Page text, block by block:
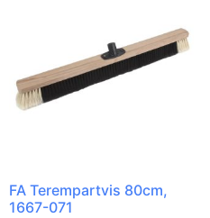
FA Terempartvis 80cm,
1667-071